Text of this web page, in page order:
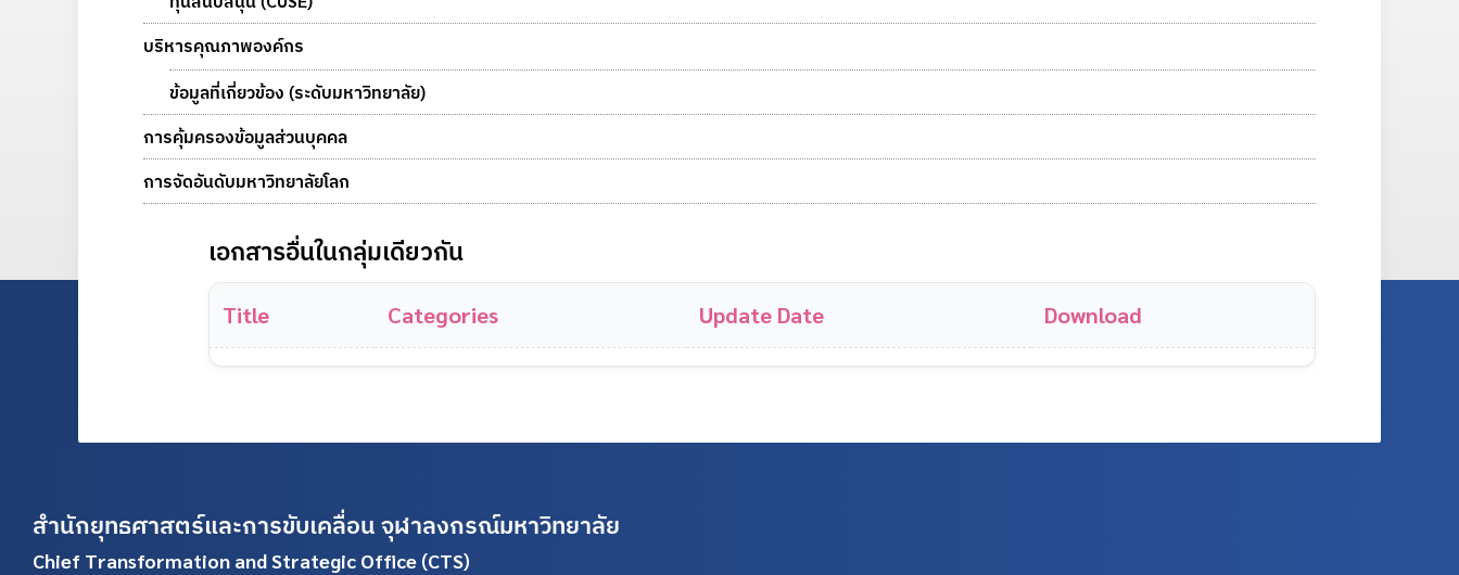
บริหารคุณภาพองค์กร
ข้อมูลที่เกี่ยวข้อง (ระดับมหาวิทยาลัย)
การคุ้มครองข้อมูลส่วนบุคคล
การจัดอันดับมหาวิทยาลัยโลก
เอกสารอื่นในกลุ่มเดียวกัน
Title Categories Update Date Download
สำนักยุทธศาสตร์และการขับเคลื่อน จุฬาลงกรณ์มหาวิทยาลัย
Chief Transformation and Strategic Office (CTS)